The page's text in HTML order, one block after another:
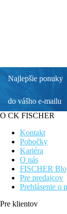
Najlepšie ponuky
do vášho e-mailu
O CK FISCHER
Kontakt
Pobočky
Kariéra
O nás
FISCHER
Pre predajcov
Prehlásenie o
Pre klientov